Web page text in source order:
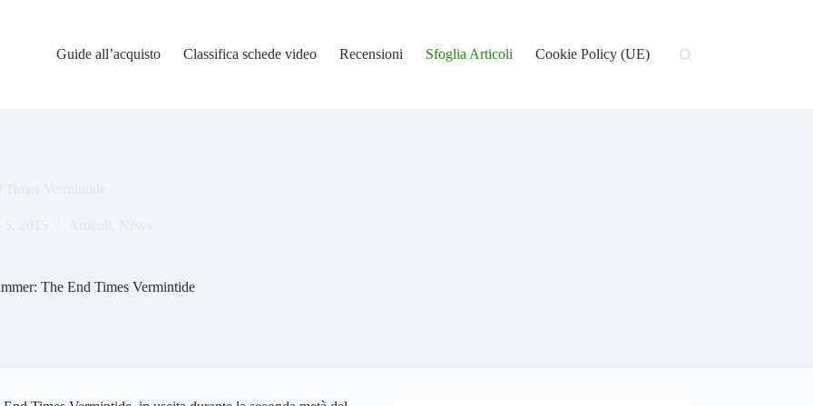
Guide all’acquisto
Classifica schede video Recensioni Sfoglia Articoli Cookie Policy (UE)
The End Times Vermintide